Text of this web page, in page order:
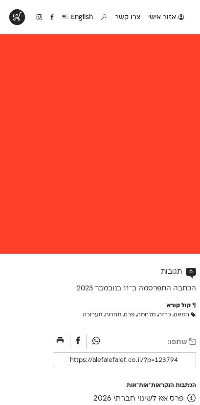
אזור אישי צרו קשר English
6 תגובות
הכתבה התפרסמה ב־11 ב נובמבר 2023
קול קורא
חמאס, כרזה, מלחמה, פרס, תחרות, תערוכה
שתפו:
הכתבות הנקראות־אות־אות
פרס אאא לשינוי חברתי 2026